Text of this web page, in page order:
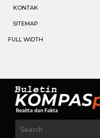
KONTAK
SITEMAP
FULL WIDTH
Search